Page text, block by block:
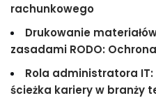
rachunkowego
Drukowanie
zasadami RODO:
Rola administratora
ścieżka kariery w branży